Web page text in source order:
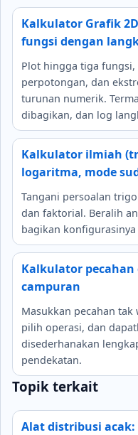
Kalkulator Grafik
fungsi dengan
Plot hingga tiga
perpotongan, dan
turunan numerik.
dibagikan, dan log
Kalkulator ilmiah
logaritma, mode
Tangani persoalan
dan faktorial. Beralih
bagikan konfigurasinya
Kalkulator
campuran
Masukkan pecahan
pilih operasi, dan
disederhanakan
pendekatan.
Topik terkait
Alat distribusi acak: